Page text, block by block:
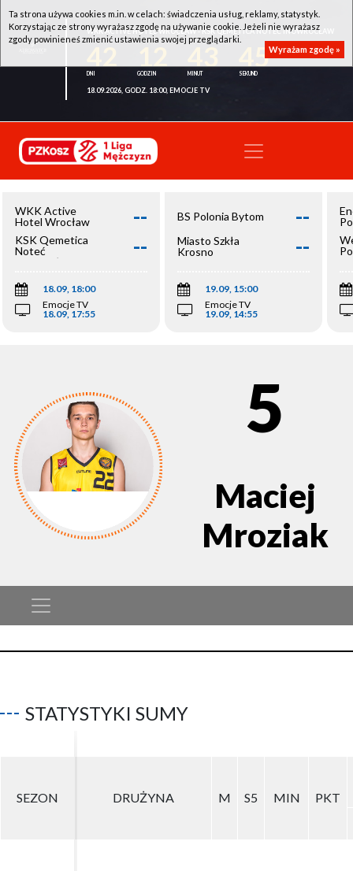
WKK ACTIVE HOTEL WROCŁAW - KSK QEMETICA NOTEĆ INOWROCŁAW
45
18.09.2026, GODZ. 18:00, EMOCJE TV
WKK Active
Hotel Wrocław
--
KSK Qemetica
Noteć
Inowrocław
--
18.09, 18:00
Emocje TV
18.09, 17:55
BS Polonia Bytom --
Miasto Szkła
Krosno
--
19.09, 15:00
Emocje TV
19.09, 14:55
5
Maciej
Mroziak
STATYSTYKI SUMY
SEZON DRUŻYNA M S5 MIN PKT
SEZON DRUŻYNA M S5 MIN PKT
Ta strona używa cookies m.in. w celach: świadczenia usług, reklamy, statystyk.
Korzystając ze strony wyrażasz zgodę na używanie cookie. Jeżeli nie wyrażasz
zgody powinieneś zmienić ustawienia swojej przeglądarki.
Wyrażam zgodę »